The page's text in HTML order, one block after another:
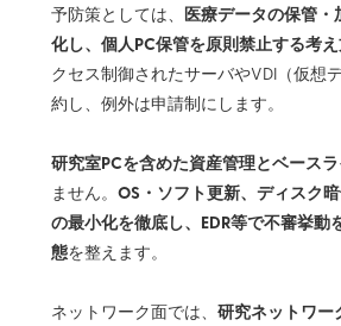
予防策としては、 医療データの保管
化し、個人PC保管を原則禁止する考
クセス制御されたサーバやVDI（仮想
約し、例外は申請制にします。
研究室PCを含めた資産管理とベース
ません。 OS・ソフト更新、ディスク
の最小化を徹底し、EDR等で不審挙動
態を整えます。
ネットワーク面では、 研究ネットワー